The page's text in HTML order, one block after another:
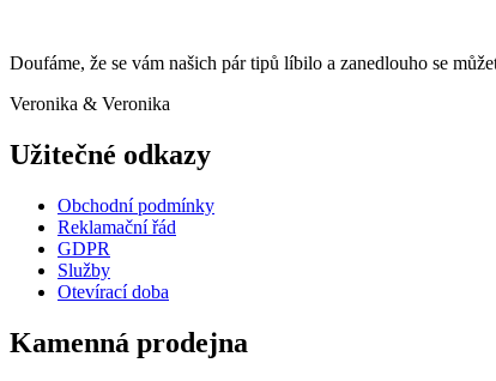
Doufáme, že se vám našich pár tipů líbilo a zanedlouho se
Veronika & Veronika
Užitečné odkazy
Obchodní podmínky
Reklamační řád
GDPR
Služby
Otevírací doba
Kamenná prodejna